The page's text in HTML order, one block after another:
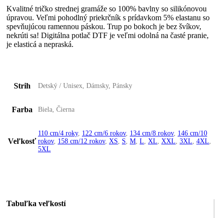
Kvalitné tričko strednej gramáže so 100% bavlny so silikónovou
úpravou. Veľmi pohodlný priekrčník s prídavkom 5% elastanu so
spevňujúcou ramennou páskou. Trup po bokoch je bez švíkov,
nekrúti sa! Digitálna potlač DTF je veľmi odolná na časté pranie,
je elasticá a nepraská.
Strih Detský / Unisex, Dámsky, Pánsky
Farba Biela, Čierna
Veľkosť
110 cm/4 roky, 122 cm/6 rokov, 134 cm/8 rokov, 146 cm/10
rokov, 158 cm/12 rokov, XS S M L XL XXL 3XL 4XL
5XL
Tabuľka veľkostí